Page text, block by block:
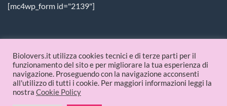
[mc4wp_form id="2139"]
PAGAMENTI ACCETTATI
Biolovers.it utilizza cookies tecnici e di terze parti per il
funzionamento del sito e per migliorare la tua esperienza di
navigazione. Proseguendo con la navigazione acconsenti
all'utilizzo di tutti i cookie. Per maggiori informazioni leggi la
nostra Cookie Policy